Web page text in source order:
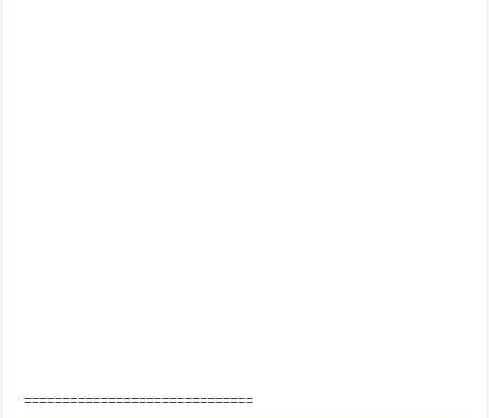
==============================